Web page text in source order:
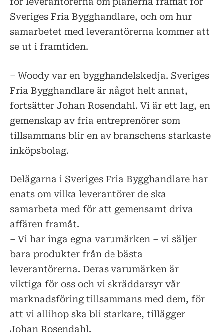
Sveriges Fria Bygghandlare, och om hur
samarbetet med leverantörerna kommer att
se ut i framtiden.
– Woody var en bygghandelskedja. Sveriges
Fria Bygghandlare är något helt annat,
fortsätter Johan Rosendahl. Vi är ett lag, en
gemenskap av fria entreprenörer som
tillsammans blir en av branschens starkaste
inköpsbolag.
Delägarna i Sveriges Fria Bygghandlare har
enats om vilka leverantörer de ska
samarbeta med för att gemensamt driva
affären framåt.
– Vi har inga egna varumärken – vi säljer
bara produkter från de bästa
leverantörerna. Deras varumärken är
viktiga för oss och vi skräddarsyr vår
marknadsföring tillsammans med dem, för
att vi allihop ska bli starkare, tillägger
Johan Rosendahl.